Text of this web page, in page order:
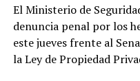
ciudadana utilizados
El referente
desarrollo de las
El Ministerio de
denuncia penal por los
este jueves frente al
la Ley de Propiedad